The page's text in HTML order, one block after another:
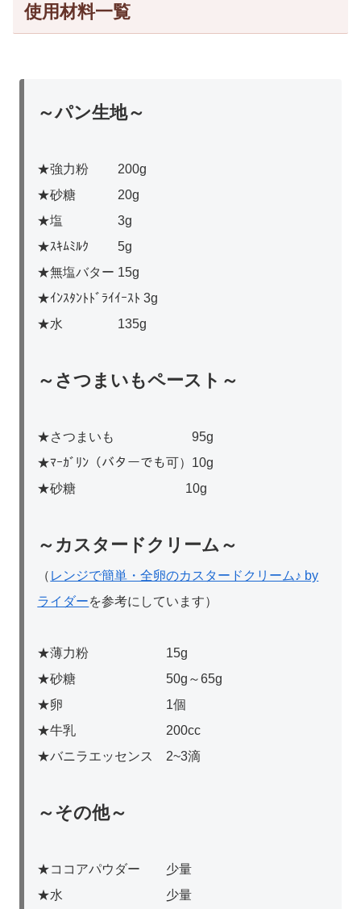
使用材料一覧
～パン生地～
★強力粉 200g
★砂糖 20g
★塩 3g
★ｽｷﾑﾐﾙｸ 5g
★無塩バター 15g
★ｲﾝｽﾀﾝﾄﾄﾞﾗｲｲｰｽﾄ 3g
★水 135g
～さつまいもペースト～
★さつまいも 95g
★ﾏｰｶﾞﾘﾝ（バターでも可）10g
★砂糖 10g
～カスタードクリーム～
（ レンジで簡単・全卵のカスタードクリーム♪ by
ライダーを参考にしています）
★薄力粉 15g
★砂糖 50g～65g
★卵 1個
★牛乳 200cc
★バニラエッセンス 2~3滴
～その他～
★ココアパウダー 少量
★水 少量